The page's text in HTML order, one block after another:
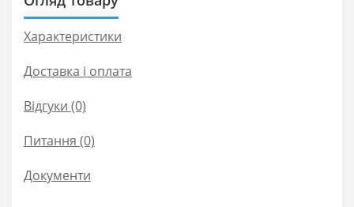
Характеристики
Доставка і оплата
Відгуки (0)
Питання (0)
Документи